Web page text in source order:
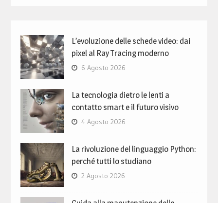
L’evoluzione delle schede video: dai
pixel al Ray Tracing moderno
6 Agosto 2026
La tecnologia dietro le lenti a
contatto smart e il futuro visivo
4 Agosto 2026
La rivoluzione del linguaggio Python:
perché tutti lo studiano
2 Agosto 2026